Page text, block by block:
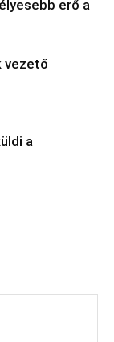
erő a
vezető
a